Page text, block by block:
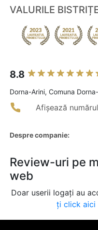
VALURILE
8.8
Dorna-Arini, Comuna
Afișează
Despre companie:
Review-uri pe
web
Doar userii logați au
ți click aici